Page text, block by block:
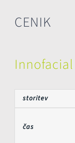
CENIK
storitev
čas